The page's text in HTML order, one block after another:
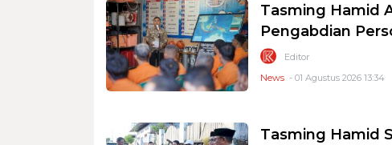
Tasming Hamid
Pengabdian
Editor
News - 01 Agustus 2026 13:34
Tasming Hamid